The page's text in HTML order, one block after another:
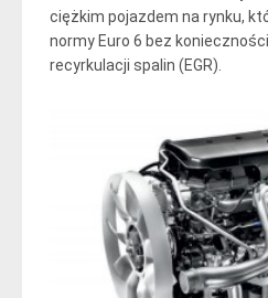
ciężkim pojazdem na rynku,
normy Euro 6 bez
recyrkulacji spalin (EGR).